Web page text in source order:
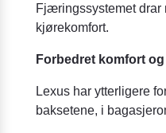
Fjæringssystemet drar
kjørekomfort.
Forbedret komfort
Lexus har ytterligere
baksetene, i